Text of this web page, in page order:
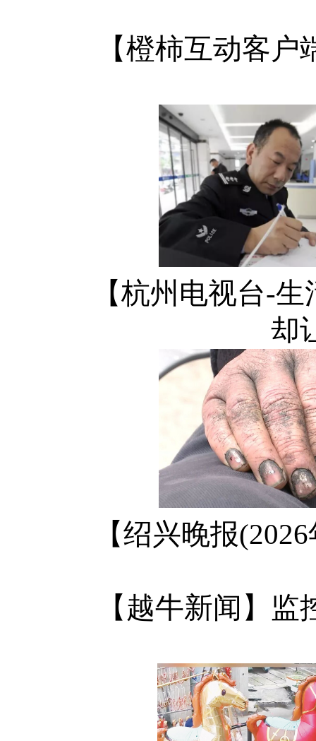
【橙柿互动客
【杭州电视台-
却
【绍兴晚报
【越牛新闻】